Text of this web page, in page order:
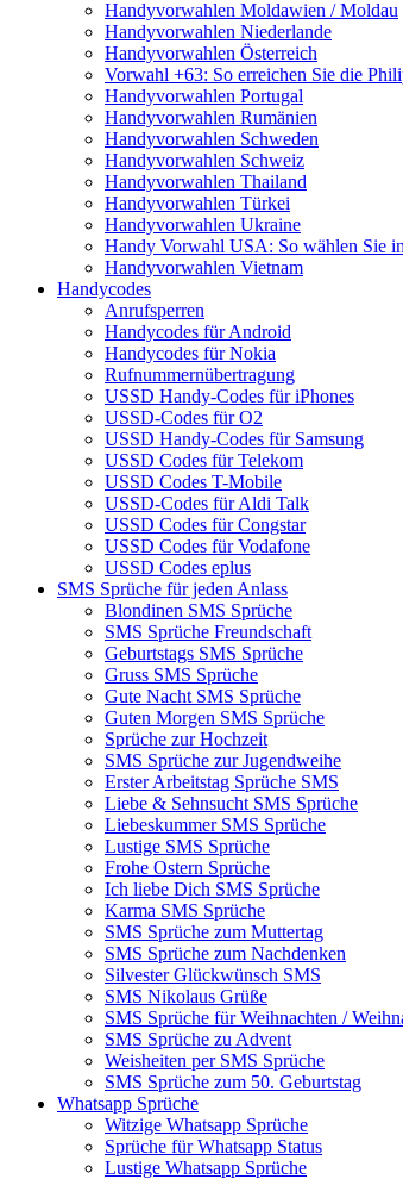
Handyvorwahlen Moldawien / Moldau
Handyvorwahlen Niederlande
Handyvorwahlen Österreich
Vorwahl +63: So erreichen Sie die
Handyvorwahlen Portugal
Handyvorwahlen Rumänien
Handyvorwahlen Schweden
Handyvorwahlen Schweiz
Handyvorwahlen Thailand
Handyvorwahlen Türkei
Handyvorwahlen Ukraine
Handy Vorwahl USA: So wählen Sie
Handyvorwahlen Vietnam
Handycodes
Anrufsperren
Handycodes für Android
Handycodes für Nokia
Rufnummernübertragung
USSD Handy-Codes für iPhones
USSD-Codes für O2
USSD Handy-Codes für Samsung
USSD Codes für Telekom
USSD Codes T-Mobile
USSD-Codes für Aldi Talk
USSD Codes für Congstar
USSD Codes für Vodafone
USSD Codes eplus
SMS Sprüche für jeden Anlass
Blondinen SMS Sprüche
SMS Sprüche Freundschaft
Geburtstags SMS Sprüche
Gruss SMS Sprüche
Gute Nacht SMS Sprüche
Guten Morgen SMS Sprüche
Sprüche zur Hochzeit
SMS Sprüche zur Jugendweihe
Erster Arbeitstag Sprüche SMS
Liebe & Sehnsucht SMS Sprüche
Liebeskummer SMS Sprüche
Lustige SMS Sprüche
Frohe Ostern Sprüche
Ich liebe Dich SMS Sprüche
Karma SMS Sprüche
SMS Sprüche zum Muttertag
SMS Sprüche zum Nachdenken
Silvester Glückwünsch SMS
SMS Nikolaus Grüße
SMS Sprüche für Weihnachten /
SMS Sprüche zu Advent
Weisheiten per SMS Sprüche
SMS Sprüche zum 50. Geburtstag
Whatsapp Sprüche
Witzige Whatsapp Sprüche
Sprüche für Whatsapp Status
Lustige Whatsapp Sprüche